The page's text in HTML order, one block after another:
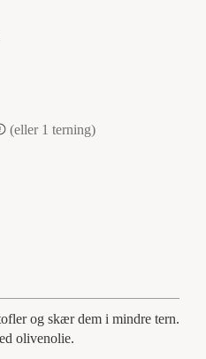
(eller 1 terning)
og skær dem i mindre tern.
olivenolie.